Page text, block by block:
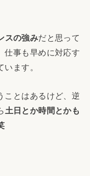
スの強みだと思って
仕事も早めに対応す
ます。
ことはあるけど、逆
土日とか時間とかも